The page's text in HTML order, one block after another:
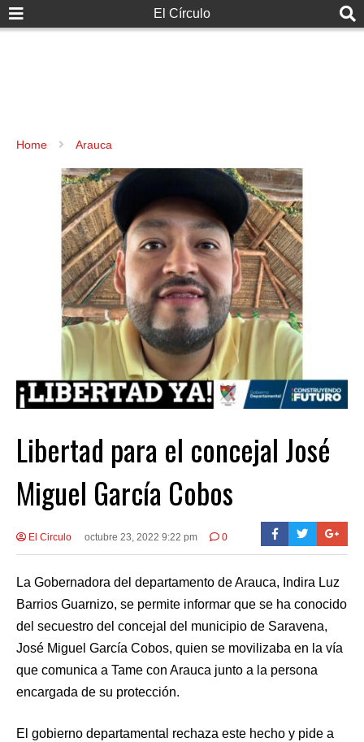
El Círculo
Home Arauca
Libertad para el concejal José
Miguel García Cobos
El Circulo octubre 23, 2022 9:22 pm 0
La Gobernadora del departamento de Arauca, Indira Luz
Barrios Guarnizo, se permite informar que se ha conocido
del secuestro del concejal del municipio de Saravena,
José Miguel García Cobos, quien se movilizaba en la vía
que comunica a Tame con Arauca junto a la persona
encargada de su protección.
El gobierno departamental rechaza este hecho y pide a